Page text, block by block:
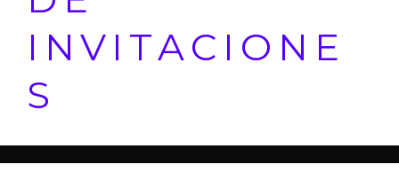
INVITACIONE
S